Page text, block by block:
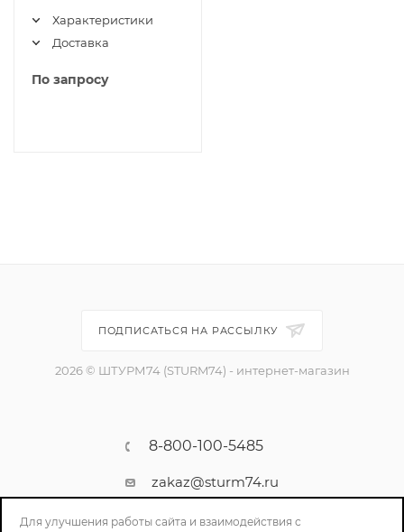
Характеристики
Доставка
По запросу
ПОДПИСАТЬСЯ НА РАССЫЛКУ
2026 © ШТУРМ74 (STURM74) - интернет-магазин
8-800-100-5485
zakaz@sturm74.ru
г. Челябинск, ул. Стартовая 34/1
Для улучшения работы сайта и взаимодействия с